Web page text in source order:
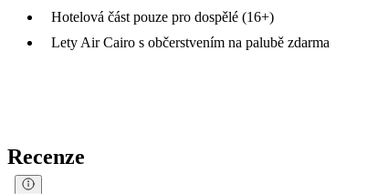
Hotelová část pouze pro dospělé (16+)
Lety Air Cairo s občerstvením na palubě zdarma
Recenze